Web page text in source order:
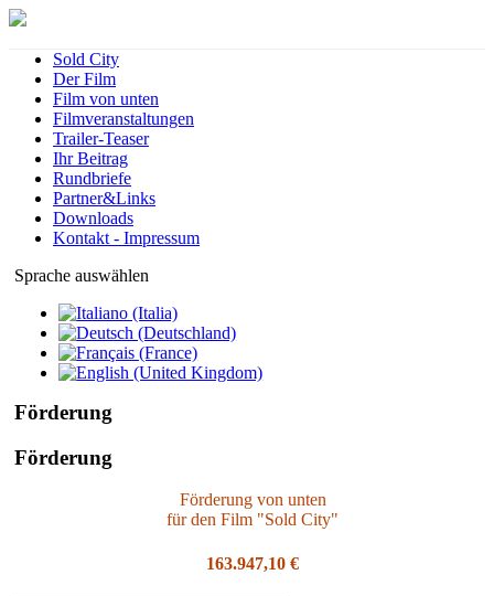
Sold City
Der Film
Film von unten
Filmveranstaltungen
Trailer-Teaser
Ihr Beitrag
Rundbriefe
Partner&Links
Downloads
Kontakt - Impressum
Sprache auswählen
Förderung
Förderung
Förderung von unten
für den Film "Sold City"
163.947,10 €